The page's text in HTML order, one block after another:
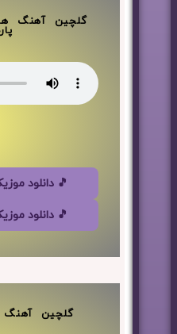
گلچین آهنگ
🎵 دانلود موزیک
🎵 دانلود موزیک
گلچین آهنگ